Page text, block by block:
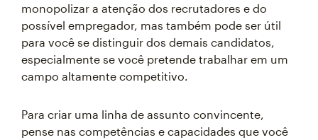
monopolizar a atenção dos recrutadores e do
possível empregador, mas também pode ser útil
para você se distinguir dos demais candidatos,
especialmente se você pretende trabalhar em um
campo altamente competitivo.
Para criar uma linha de assunto convincente,
pense nas competências e capacidades que você